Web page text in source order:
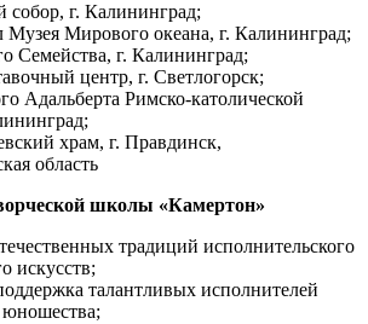
собор, г. Калининград;
Музея Мирового океана, г. Калининград;
Семейства, г. Калининград;
центр, г. Светлогорск;
Адальберта Римско-католической
храм, г. Правдинск,
область
школы «Камертон»
традиций исполнительского
искусств;
талантливых исполнителей
юношества;